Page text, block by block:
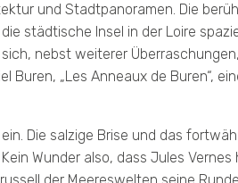
und Stadtpanoramen. Die
städtische Insel in der Loire
nebst weiterer
„Les Anneaux de Buren“,
Die salzige Brise und das
Wunder also, dass Jules